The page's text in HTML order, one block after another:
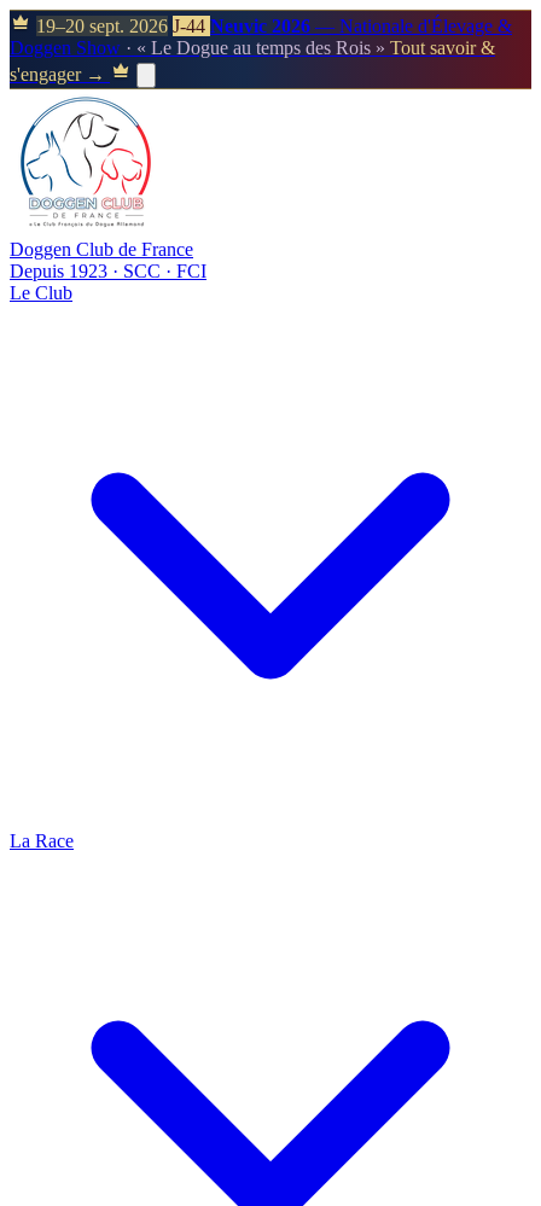
19–20 sept. 2026 J-44 Neuvic 2026 — Nationale d'Élevage &
Doggen Show · « Le Dogue au temps des Rois » Tout savoir &
s'engager →
Doggen Club de France
Depuis 1923 · SCC · FCI
Le Club
La Race